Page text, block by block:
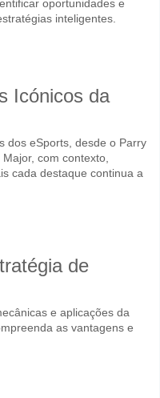
oportunidades e
inteligentes.
Icónicos da
dos eSports, desde o Parry
com contexto,
cada destaque continua a
de
e aplicações da
as vantagens e